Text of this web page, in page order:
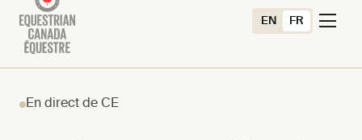
EN FR
En direct de CE